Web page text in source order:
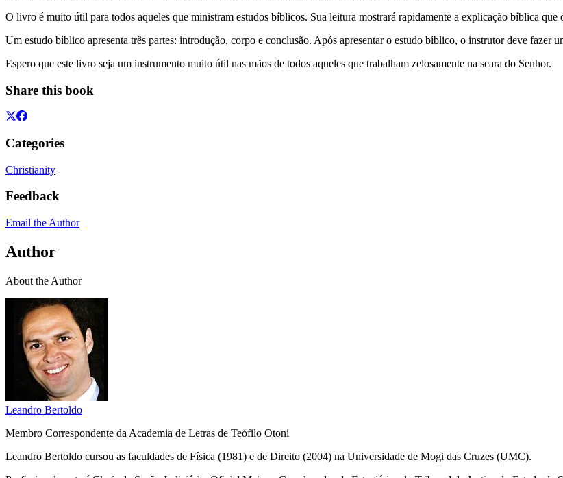
O livro é muito útil para todos aqueles que ministram estudos bíblicos. Sua leitura mostrará rapidamente a explicação bíblica
Um estudo bíblico apresenta três partes: introdução, corpo e conclusão. Após apresentar o estudo bíblico, o instrutor deve fazer
Espero que este livro seja um instrumento muito útil nas mãos de todos aqueles que trabalham zelosamente na seara do Senhor.
Share this book
Categories
Christianity
Feedback
Email the Author
Author
About the Author
Leandro Bertoldo
Membro Correspondente da Academia de Letras de Teófilo Otoni
Leandro Bertoldo cursou as faculdades de Física (1981) e de Direito (2004) na Universidade de Mogi das Cruzes (UMC).